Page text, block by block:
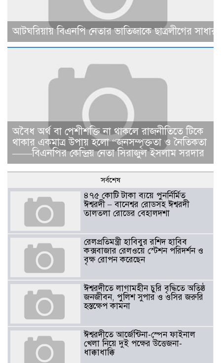
আটঘরিয়ায় বিএনপি নেতার ভাতিজাকে ছাত্রলীগের
​​অবৈধ অর্থ বা পেশীশক্তি না থাকলে রাজনীতিতে টিকে
থাকার একমাত্র উপায় হলো “জনসম্পৃক্ততা ও নৈতিকতা
——বিএনপির কেন্দ্রিয় নেতা সিরাজুল ইসলাম সরদার
সর্বশেষ
৪৭৫ কোটি টাকা ব্যয়ে পুনর্নির্মিত
ঈশ্বরদী – বানেশ্বর রোডসহ ঈশ্বরদী
তালতলা রোডের বেহালদশা
রেলপ্রতিমন্ত্রী হাবিবুর রশিদ হাবিব
কক্সবাজার রেলওয়ে স্টেশন পরিদর্শন ও
বৃক্ষ রোপন করেছেন
ঈশ্বরদীতে লাগামহীন চুরি বৃদ্ধিতে অতিষ্ঠ
জনজীবন, পুলিশ সুপার ও ওসির জরুরি
হস্তক্ষেপ কামনা ​
ঈশ্বরদীতে আর্জেন্টিনা-স্পেন ফাইনাল
খেলা নিয়ে দুই পক্ষের উত্তেজনা-
ধাক্কাধাক্কি